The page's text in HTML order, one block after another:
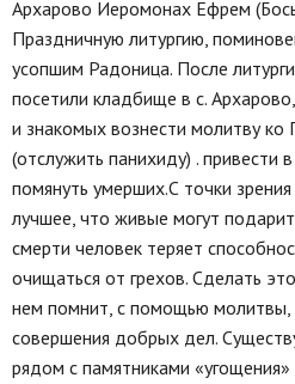
Архарово Иеромонах Ефрем
Праздничную литургию,
усопшим Радоница. После
посетили кладбище в с.
и знакомых вознести молитву ко
(отслужить панихиду) . привести
помянуть умерших.С точки
лучшее, что живые могут
смерти человек теряет
очищаться от грехов. Сделать
нем помнит, с помощью молитвы,
совершения добрых дел.
рядом с памятниками